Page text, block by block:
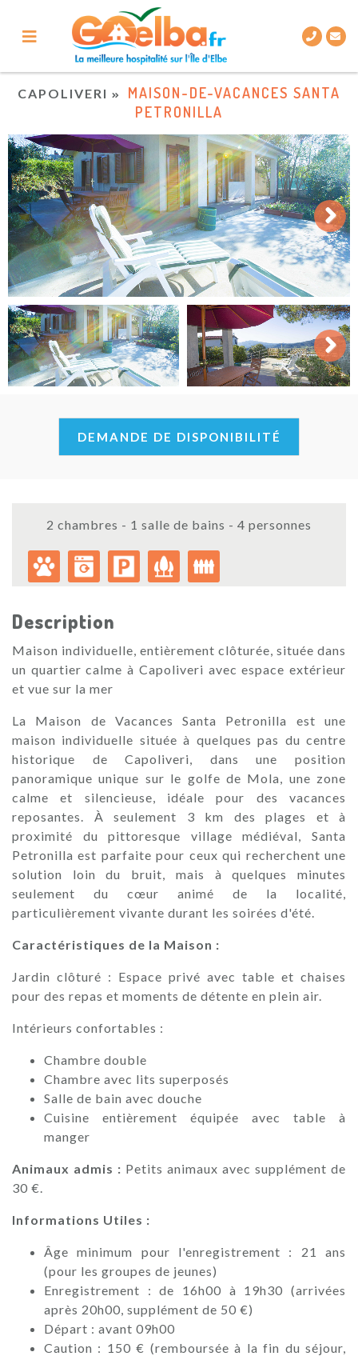
CAPOLIVERI
MAISON-DE-VACANCES SANTA
PETRONILLA
Next
Next
DEMANDE DE DISPONIBILITÉ
2 chambres - 1 salle de bains - 4 personnes
Description
Maison individuelle, entièrement clôturée, située dans
un quartier calme à Capoliveri avec espace extérieur
et vue sur la mer
La Maison de Vacances Santa Petronilla est une
maison individuelle située à quelques pas du centre
historique de Capoliveri, dans une position
panoramique unique sur le golfe de Mola, une zone
calme et silencieuse, idéale pour des vacances
reposantes. À seulement 3 km des plages et à
proximité du pittoresque village médiéval, Santa
Petronilla est parfaite pour ceux qui recherchent une
solution loin du bruit, mais à quelques minutes
seulement du cœur animé de la localité,
particulièrement vivante durant les soirées d'été.
Caractéristiques de la Maison :
Jardin clôturé : Espace privé avec table et chaises
pour des repas et moments de détente en plein air.
Intérieurs confortables :
Chambre double
Chambre avec lits superposés
Salle de bain avec douche
Cuisine entièrement équipée avec table à
manger
Animaux admis : Petits animaux avec supplément de
30 €.
Informations Utiles :
Âge minimum pour l'enregistrement : 21 ans
(pour les groupes de jeunes)
Enregistrement : de 16h00 à 19h30 (arrivées
après 20h00, supplément de 50 €)
Départ : avant 09h00
Caution : 150 € (remboursée à la fin du séjour,